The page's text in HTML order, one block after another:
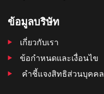
ข้อมูลบริษัท
เกี่ยวกับเรา
ข้อกำหนดและเงื่อนไข
คำชี้แจงสิทธิส่วนบุคคล